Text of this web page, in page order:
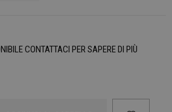
CONTATTACI PER SAPERE DI PIÙ